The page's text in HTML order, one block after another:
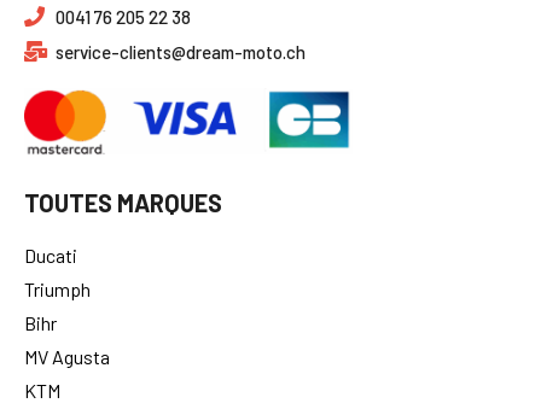
0041 76 205 22 38
service-clients@dream-moto.ch
TOUTES MARQUES
Ducati
Triumph
Bihr
MV Agusta
KTM